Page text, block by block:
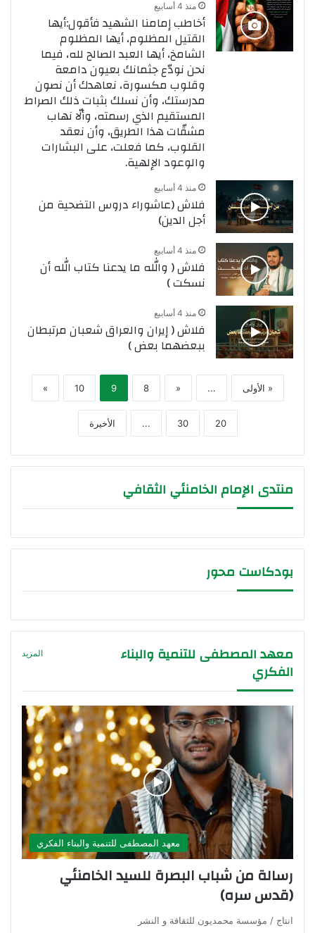
منذ 4 أسابيع
أخاطب إمامنا الشهيد فأقول:أيها
القتيل المظلوم، أيها المظلوم
الشامخ، أيها العبد الصالح لله، فيما
نحن نودّع جثمانك بعيون دامعة
وقلوب مكسورة، نعاهدك أن نصون
مدرستك، وأن نسلك بثبات ذلك الصراط
المستقيم الذي رسمته، وألّا نهاب
مشقّات هذا الطريق، وأن نعقد
القلوب، كما فعلت، على البشارات
والوعود الإلهية.
منذ 4 أسابيع
فلاش (عاشوراء دروس التضحية من
أجل الدين)
منذ 4 أسابيع
فلاش ( والله ما يدعنا كتاب الله أن
نسكت )
منذ 4 أسابيع
فلاش ( إيران والعراق شعبان مرتبطان
ببعضهما بعض )
« الأولى ...
«
8
9
10
»
20
30
... الأخيرة
منتدى الإمام الخامنئي الثقافي
بودكاست محور
معهد المصطفى للتنمية والبناء
الفكري
المزيد
معهد المصطفى للتنمية والبناء الفكري
رسالة من شباب البصرة للسيد الخامنئي
(قدس سره)
انتاج / مؤسسة محمديون للثقافة و النشر